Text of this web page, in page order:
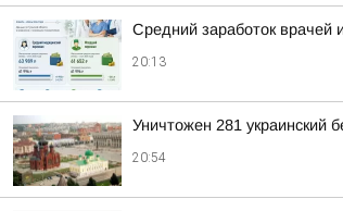
Средний заработок врачей
20:13
Уничтожен 281 украинский
20:54